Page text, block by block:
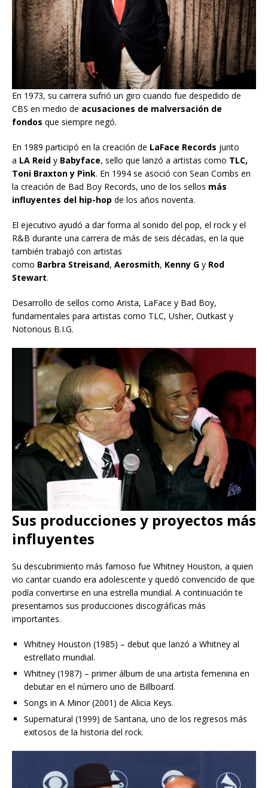
En 1973, su carrera sufrió un giro cuando fue despedido de
CBS en medio de acusaciones de malversación de
fondos que siempre negó.
En 1989 participó en la creación de LaFace Records junto
a LA Reid y Babyface, sello que lanzó a artistas como TLC,
Toni Braxton y Pink. En 1994 se asoció con Sean Combs en
la creación de Bad Boy Records, uno de los sellos más
influyentes del hip-hop de los años noventa.
El ejecutivo ayudó a dar forma al sonido del pop, el rock y el
R&B durante una carrera de más de seis décadas, en la que
también trabajó con artistas
como Barbra Streisand, Aerosmith, Kenny G y Rod
Stewart.
Desarrollo de sellos como Arista, LaFace y Bad Boy,
fundamentales para artistas como TLC, Usher, Outkast y
Notorious B.I.G.
Sus producciones y proyectos más
influyentes
Su descubrimiento más famoso fue Whitney Houston, a quien
vio cantar cuando era adolescente y quedó convencido de que
podía convertirse en una estrella mundial. A continuación te
presentamos sus producciones discográficas más
importantes.
Whitney Houston (1985) – debut que lanzó a Whitney al
estrellato mundial.
Whitney (1987) – primer álbum de una artista femenina en
debutar en el número uno de Billboard.
Songs in A Minor (2001) de Alicia Keys.
Supernatural (1999) de Santana, uno de los regresos más
exitosos de la historia del rock.